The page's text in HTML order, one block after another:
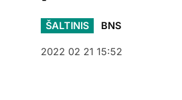
ŠALTINIS BNS
2022 02 21 15:52